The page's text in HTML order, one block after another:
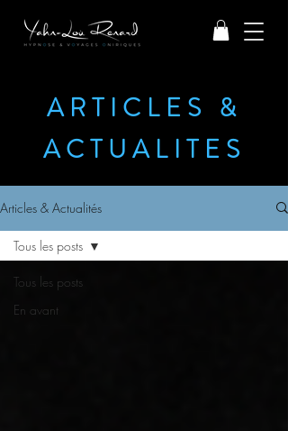
ARTICLES &
ACTUALITES
Articles & Actualités
Tous les posts
En avant
Tous les posts